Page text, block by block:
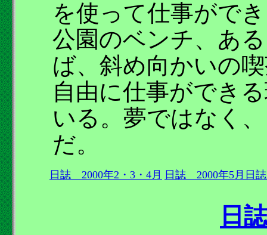
を使って仕事がで
公園のベンチ、あ
ば、斜め向かいの
自由に仕事ができ
いる。夢ではなく
だ。
日誌 2000年2・3・4月 日誌 2000年5月 日
日